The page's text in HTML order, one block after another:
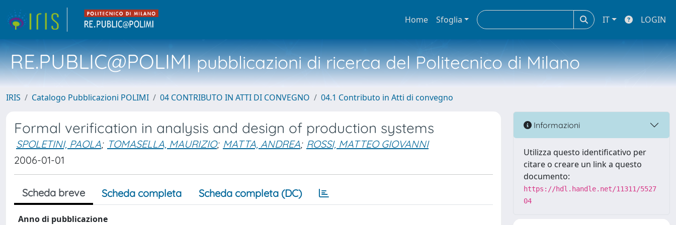
Home Sfoglia IT LOGIN
RE.PUBLIC@POLIMIpubblicazioni di ricerca del Politecnico di Milano
IRIS Catalogo Pubblicazioni POLIMI 04 CONTRIBUTO IN ATTI DI CONVEGNO 04.1 Contributo in Atti di convegno
Formal verification in analysis and design of production systems
SPOLETINI, PAOLA; TOMASELLA, MAURIZIO; MATTA, ANDREA; ROSSI, MATTEO GIOVANNI
2006-01-01
Scheda breve Scheda completa Scheda completa (DC)
Anno di pubblicazione
Informazioni
Utilizza questo identificativo per
citare o creare un link a questo
documento:
https://hdl.handle.net/11311/5527
04